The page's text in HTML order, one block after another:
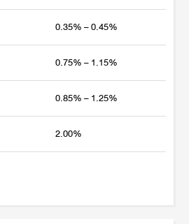
0.35% – 0.45%
0.75% – 1.15%
0.85% – 1.25%
2.00%